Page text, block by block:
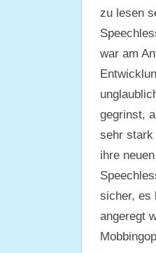
zu lesen
war am
gegrinst,
sehr stark
ihre
sicher, es
angeregt